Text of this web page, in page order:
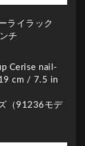
ライラック
チ
（91236モデ